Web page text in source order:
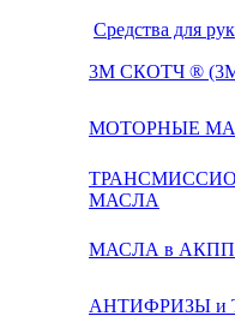
Средства для рук
3М СКОТЧ ®
МОТОРНЫЕ
МАСЛА
МАСЛА в АКПП
АНТИФРИЗЫ и